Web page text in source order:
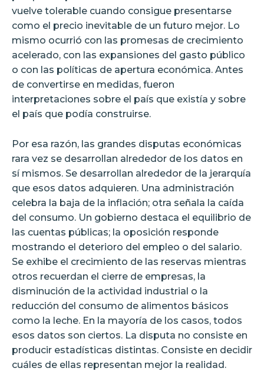
vuelve tolerable cuando consigue presentarse
como el precio inevitable de un futuro mejor. Lo
mismo ocurrió con las promesas de crecimiento
acelerado, con las expansiones del gasto público
o con las políticas de apertura económica. Antes
de convertirse en medidas, fueron
interpretaciones sobre el país que existía y sobre
el país que podía construirse.
Por esa razón, las grandes disputas económicas
rara vez se desarrollan alrededor de los datos en
sí mismos. Se desarrollan alrededor de la jerarquía
que esos datos adquieren. Una administración
celebra la baja de la inflación; otra señala la caída
del consumo. Un gobierno destaca el equilibrio de
las cuentas públicas; la oposición responde
mostrando el deterioro del empleo o del salario.
Se exhibe el crecimiento de las reservas mientras
otros recuerdan el cierre de empresas, la
disminución de la actividad industrial o la
reducción del consumo de alimentos básicos
como la leche. En la mayoría de los casos, todos
esos datos son ciertos. La disputa no consiste en
producir estadísticas distintas. Consiste en decidir
cuáles de ellas representan mejor la realidad.